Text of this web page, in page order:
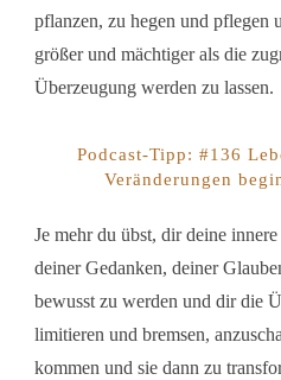
pflanzen, zu hegen und pflegen
größer und mächtiger als die
Überzeugung werden zu lassen.
Podcast-Tipp: #136
Veränderungen
Je mehr du übst, dir deine
deiner Gedanken, deiner
bewusst zu werden und dir die
limitieren und bremsen,
kommen und sie dann zu